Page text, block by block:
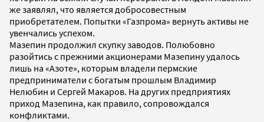
же заявлял, что является добросовестным
приобретателем. Попытки «Газпрома» вернуть активы не
увенчались успехом.
Мазепин продолжил скупку заводов. Полюбовно
разойтись с прежними акционерами Мазепину удалось
лишь на «Азоте», которым владели пермские
предприниматели с богатым прошлым Владимир
Нелюбин и Сергей Макаров. На других предприятиях
приход Мазепина, как правило, сопровождался
конфликтами.